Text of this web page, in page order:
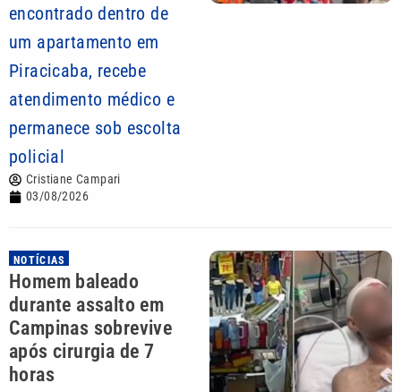
encontrado dentro de
um apartamento em
Piracicaba, recebe
atendimento médico e
permanece sob escolta
policial
Cristiane Campari
03/08/2026
NOTÍCIAS
Homem baleado
durante assalto em
Campinas sobrevive
após cirurgia de 7
horas